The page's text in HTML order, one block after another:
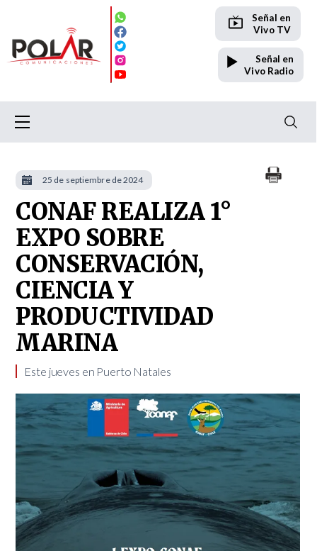
Señal en
Vivo TV
Señal en
Vivo Radio
CONAF REALIZA 1°
EXPO SOBRE
CONSERVACIÓN,
CIENCIA Y
PRODUCTIVIDAD
MARINA
Este jueves en Puerto Natales
25 de septiembre de 2024